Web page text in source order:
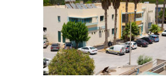
2015
2013
2012
2011